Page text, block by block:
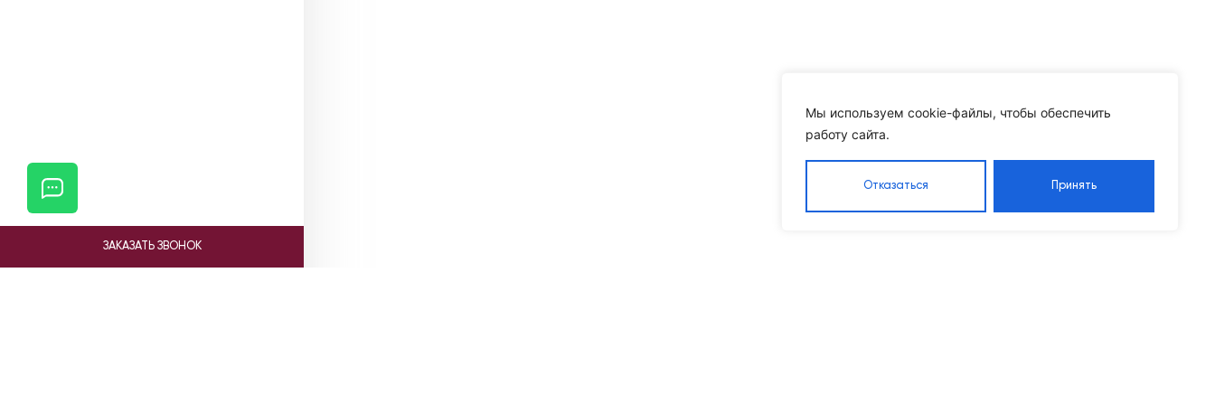
Мы используем cookie-файлы, чтобы обеспечить
работу сайта.
Отказаться Принять
ЗАКАЗАТЬ ЗВОНОК